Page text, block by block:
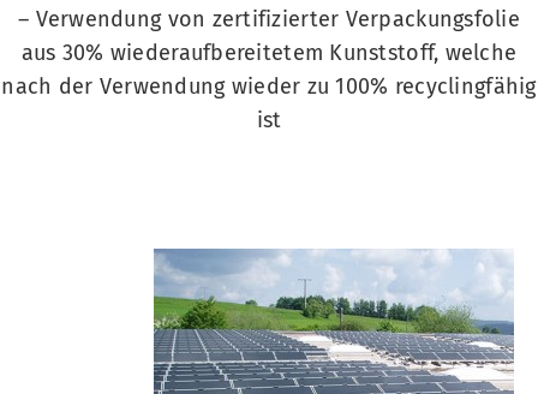
– Verwendung von zertifizierter Verpackungsfolie
aus 30% wiederaufbereitetem Kunststoff, welche
nach der Verwendung wieder zu 100% recyclingfähig
ist